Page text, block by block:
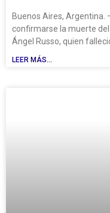
Buenos Aires, Argentina.
confirmarse la muerte
Ángel Russo, quien
LEER MÁS...